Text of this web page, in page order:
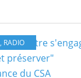
, RADIO